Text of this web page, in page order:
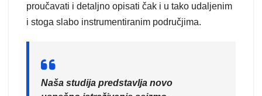
proučavati i detaljno opisati čak i u tako udaljenim
i stoga slabo instrumentiranim područjima.
Naša studija predstavlja novo